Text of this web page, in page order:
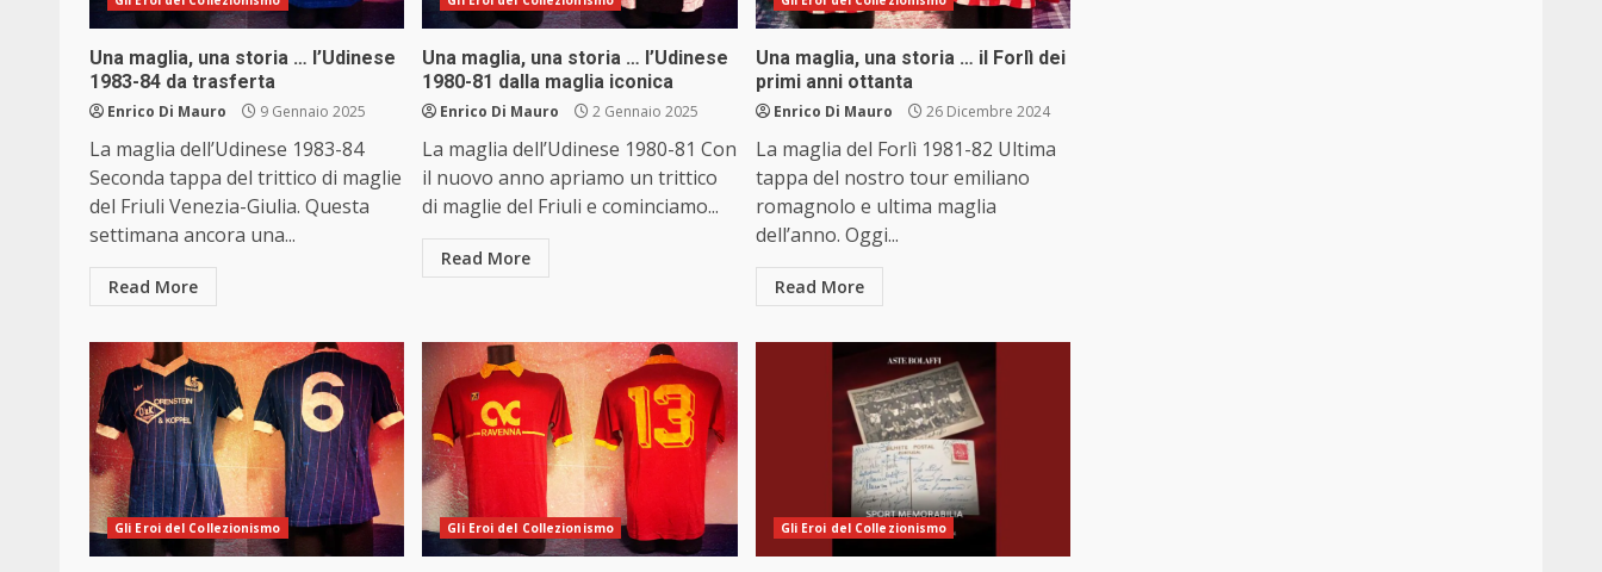
Una maglia, una storia … l’Udinese
1983-84 da trasferta
Enrico Di Mauro 9 Gennaio 2025
La maglia dell’Udinese 1983-84
Seconda tappa del trittico di maglie
del Friuli Venezia-Giulia. Questa
settimana ancora una...
Read More
Una maglia, una storia … l’Udinese
1980-81 dalla maglia iconica
Enrico Di Mauro 2 Gennaio 2025
La maglia dell’Udinese 1980-81 Con
il nuovo anno apriamo un trittico
di maglie del Friuli e cominciamo...
Read More
Una maglia, una storia … il Forlì dei
primi anni ottanta
Enrico Di Mauro 26 Dicembre 2024
La maglia del Forlì 1981-82 Ultima
tappa del nostro tour emiliano
romagnolo e ultima maglia
dell’anno. Oggi...
Read More
Gli Eroi del Collezionismo Gli Eroi del Collezionismo Gli Eroi del Collezionismo